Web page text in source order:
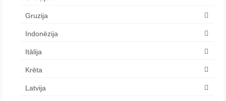
Gruzija
Indonēzija
Itālija
Krēta
Latvija